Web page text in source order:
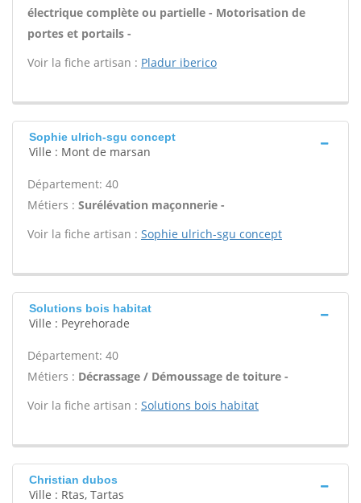
électrique complète ou partielle - Motorisation de
portes et portails -
Voir la fiche artisan : Pladur iberico
Sophie ulrich-sgu concept
Ville : Mont de marsan
Département: 40
Métiers : Surélévation maçonnerie -
Voir la fiche artisan : Sophie ulrich-sgu concept
Solutions bois habitat
Ville : Peyrehorade
Département: 40
Métiers : Décrassage / Démoussage de toiture -
Voir la fiche artisan : Solutions bois habitat
Christian dubos
Ville : Rtas, Tartas